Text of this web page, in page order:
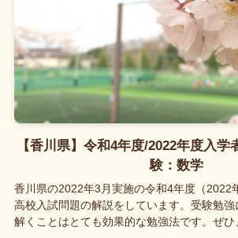
【香川県】令和4年度/2022年度入学
験：数学
香川県の2022年3月実施の令和4年度（2022
高校入試問題の解説をしています。受験勉
解くことはとても効果的な勉強法です。ぜひ